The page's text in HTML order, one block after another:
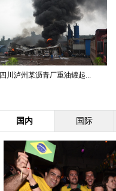
四川泸州某沥青厂重油罐起...
国内 国际